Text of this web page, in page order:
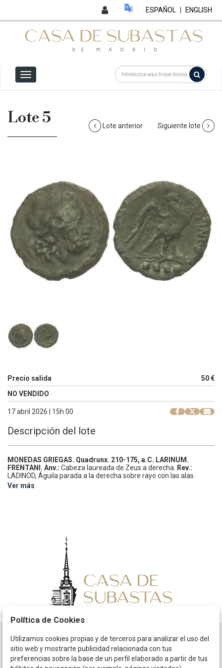
ESPAÑOL ENGLISH
Lote 5 Lote anterior Siguiente lote
Precio salida
50 €
NO VENDIDO
17 abril 2026 | 15h 00
Descripción del lote
MONEDAS GRIEGAS. Quadrunx. 210-175, a.C. LARINUM.
FRENTANI. Anv.: Cabeza laureada de Zeus a derecha. Rev.:
LADINOD, Águila parada a la derecha sobre rayo con las alas
extendidas; •••• cuatro globulos (marca de valor) en exergo.
Ver más
Horario
La empresa
Política de Cookies
Utilizamos cookies propias y de terceros para analizar el uso del
sitio web y mostrarte publicidad relacionada con tus
preferencias sobre la base de un perfil elaborado a partir de tus